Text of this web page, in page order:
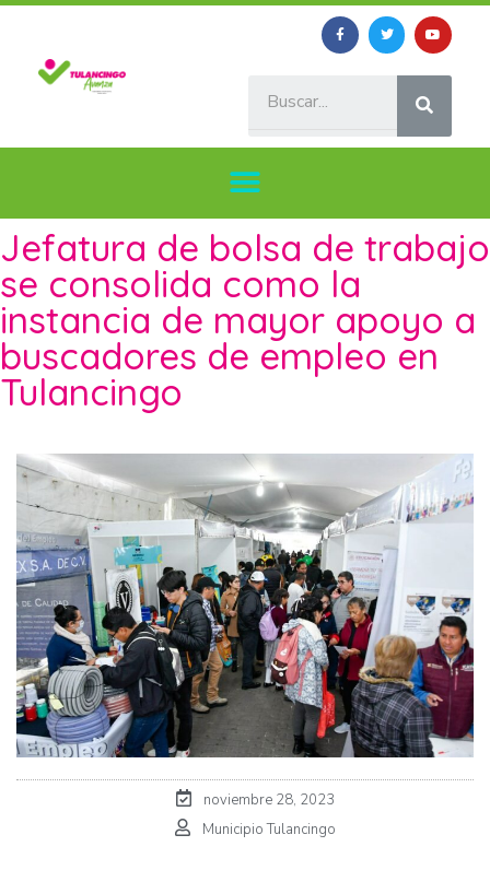
Jefatura de bolsa de trabajo
se consolida como la
instancia de mayor apoyo a
buscadores de empleo en
Tulancingo
noviembre 28, 2023
Municipio Tulancingo